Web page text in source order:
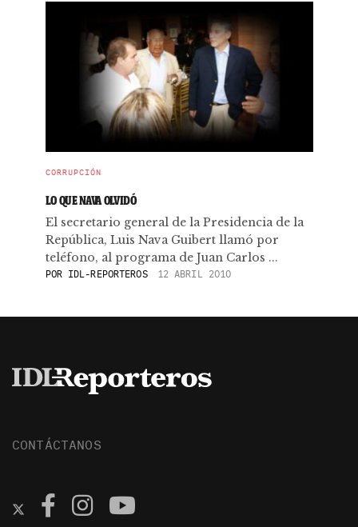
CORRUPCIÓN
LO QUE NAVA OLVIDÓ
El secretario general de la Presidencia de la
República, Luis Nava Guibert llamó por
teléfono, al programa de Juan Carlos ...
POR IDL-REPORTEROS 12 ABRIL 2010
CONTÁCTANOS